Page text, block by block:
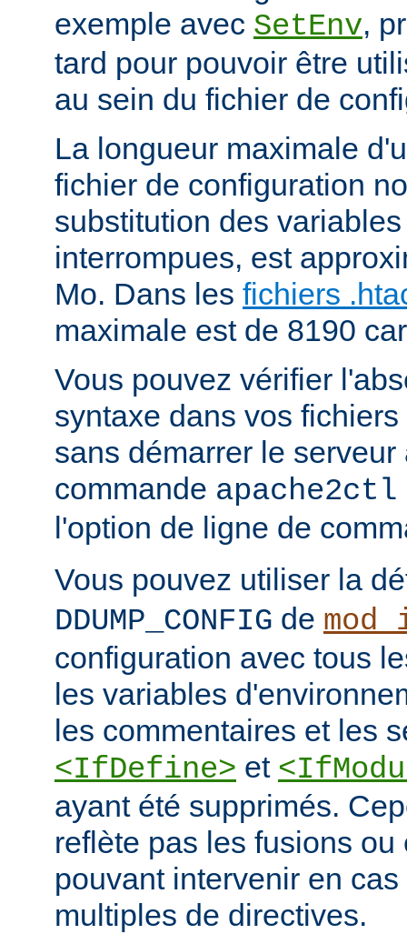
exemple avec SetEnv,
tard pour pouvoir être
au sein du fichier de
La longueur maximale
fichier de configuration
substitution des
interrompues, est
Mo. Dans les fichiers
maximale est de 8190
Vous pouvez vérifier
syntaxe dans vos
sans démarrer le
commande
l'option de ligne de
Vous pouvez utiliser la
DDUMP_CONFIG de
configuration avec tous
les variables
les commentaires et les
<IfDefine> et
ayant été supprimés.
reflète pas les fusions ou
pouvant intervenir en
multiples de directives.